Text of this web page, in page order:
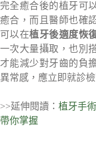
完全癒合後的植牙可
癒合，而且醫師也確
可以在植牙後適度恢
一次大量攝取，也別
才能減少對牙齒的負
異常感，應立即就診檢
>>延伸閱讀：植牙手
帶你掌握